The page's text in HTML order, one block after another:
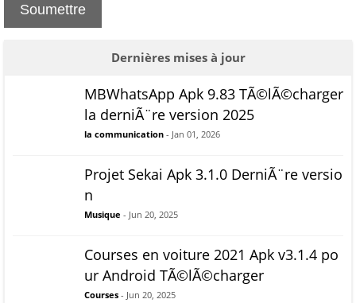
Soumettre
Dernières mises à jour
MBWhatsApp Apk 9.83 TÃ©lÃ©charger
la derniÃ¨re version 2025
la communication - Jan 01, 2026
Projet Sekai Apk 3.1.0 DerniÃ¨re versio
n
Musique - Jun 20, 2025
Courses en voiture 2021 Apk v3.1.4 po
ur Android TÃ©lÃ©charger
Courses - Jun 20, 2025